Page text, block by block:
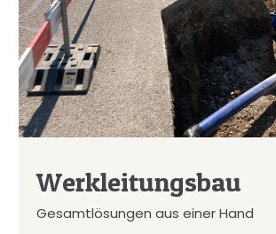
Werkleitungsbau
Gesamtlösungen aus einer Hand